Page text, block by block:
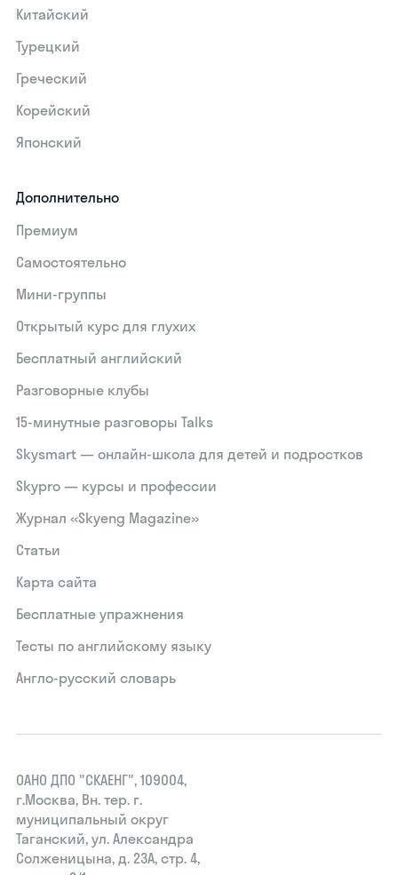
Китайский
Турецкий
Греческий
Корейский
Японский
Дополнительно
Премиум
Самостоятельно
Мини-группы
Открытый курс для глухих
Бесплатный английский
Разговорные клубы
15‑минутные разговоры Talks
Skysmart — онлайн-школа для детей и подростков
Skypro — курсы и профессии
Журнал «Skyeng Magazine»
Статьи
Карта сайта
Бесплатные упражнения
Тесты по английскому языку
Англо-русский словарь
ОАНО ДПО "СКАЕНГ", 109004,
г.Москва, Вн. тер. г.
муниципальный округ
Таганский, ул. Александра
Солженицына, д. 23А, стр. 4,